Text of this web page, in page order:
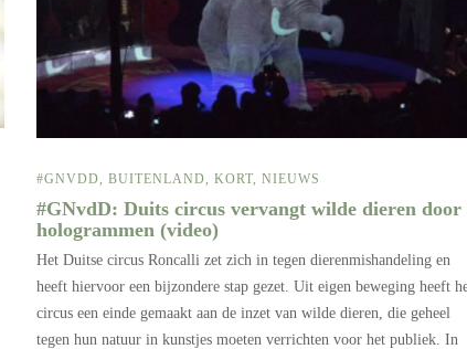
#GNVDD BUITENLAND KORT NIEUWS
#GNvdD: Duits circus vervangt wilde dieren door
hologrammen (video)
Het Duitse circus Roncalli zet zich in tegen dierenmishandeling en
heeft hiervoor een bijzondere stap gezet. Uit eigen beweging heeft
circus een einde gemaakt aan de inzet van wilde dieren, die geheel
tegen hun natuur in kunstjes moeten verrichten voor het publiek. In